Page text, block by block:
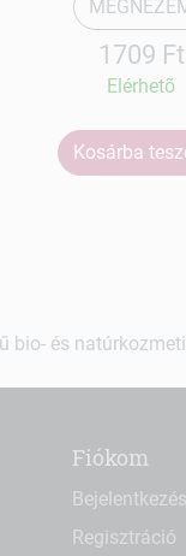
1709 Ft
Elérhetõ
Kosárba
bio- és
Fiókom
Bejelentkezés
Regisztráció